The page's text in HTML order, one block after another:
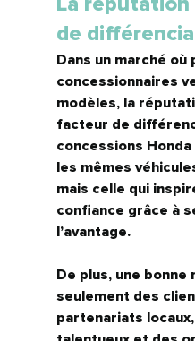
La réputation
de
Dans un marché où
concessionnaires
modèles, la
facteur de
concessions
les mêmes
mais celle qui
confiance grâce à
l’avantage.
De plus, une
seulement des
partenariats